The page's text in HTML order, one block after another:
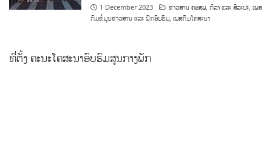
1 December 2023 ຂ່າວສານ ຄອສພ,ກິລາ ແລະ ສິລະປະ,ເພສ
ກົມຂໍ້ມູນຂ່າວສານ ແລະ ຝຶກອົບຮົມ,ເພສກົມໂຄສະນາ
ທີ່ຕັ້ງ ຄະນະໂຄສະນາອົບຮົມສູນກາງພັກ